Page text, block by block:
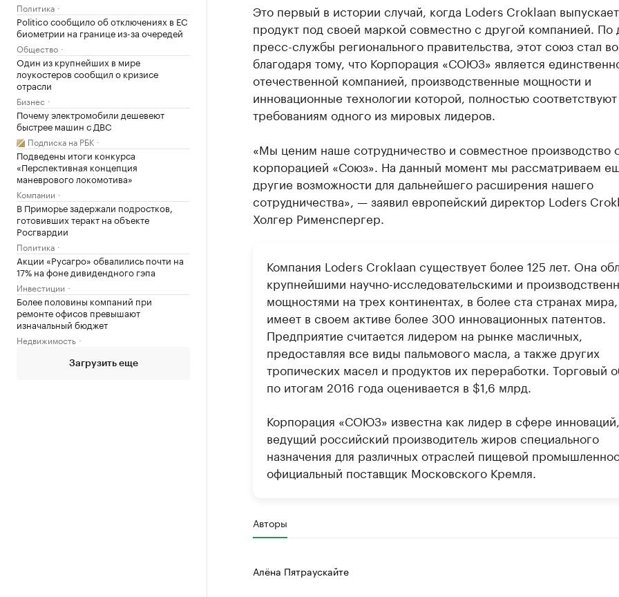
Политика
Politico сообщило об отключениях в ЕС
биометрии на границе из-за очередей
Общество
Один из крупнейших в мире
лоукостеров сообщил о кризисе
отрасли
Бизнес
Почему электромобили дешевеют
быстрее машин с ДВС
Подписка на РБК
Подведены итоги конкурса
«Перспективная концепция
маневрового локомотива»
Компании
В Приморье задержали подростков,
готовивших теракт на объекте
Росгвардии
Политика
Акции «Русагро» обвалились почти на
17% на фоне дивидендного гэпа
Инвестиции
Более половины компаний при
ремонте офисов превышают
изначальный бюджет
Недвижимость
Загрузить еще
Это первый в истории случай, когда Loders Croklaan выпускает
продукт под своей маркой совместно с другой компанией. По
пресс-службы регионального правительства, этот союз стал
благодаря тому, что Корпорация «СОЮЗ» является
отечественной компанией, производственные мощности и
инновационные технологии которой, полностью соответствуют
требованиям одного из мировых лидеров.
«Мы ценим наше сотрудничество и совместное производство
корпорацией «Союз». На данный момент мы рассматриваем
другие возможности для дальнейшего расширения нашего
сотрудничества», — заявил европейский директор Loders
Холгер Рименспергер.
Компания Loders Croklaan существует более 125 лет. Она
крупнейшими научно-исследовательскими и
мощностями на трех континентах, в более ста странах мира,
имеет в своем активе более 300 инновационных патентов.
Предприятие считается лидером на рынке масличных,
предоставляя все виды пальмового масла, а также других
тропических масел и продуктов их переработки. Торговый
по итогам 2016 года оценивается в $1,6 млрд.
Корпорация «СОЮЗ» известна как лидер в сфере инноваций,
ведущий российский производитель жиров специального
назначения для различных отраслей пищевой
официальный поставщик Московского Кремля.
Авторы
Алёна Пятраускайте